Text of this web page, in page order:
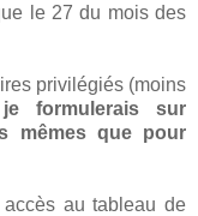
le 27 du mois des
privilégiés (moins
formulerais sur
mêmes que pour
accès au tableau de